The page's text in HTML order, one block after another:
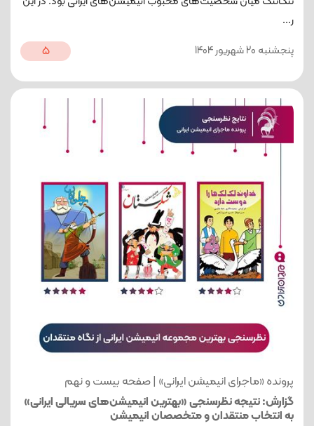
ر...
پنجشنبه 20 شهریور 1404
5
پرونده «ماجرای انیمیشن ایرانی» | صفحه بیست و نهم
گزارش: نتیجه نظرسنجی «بهترین انیمیشن‌های سریالی ایرانی»
به انتخاب منتقدان و متخصصان انیمیشن